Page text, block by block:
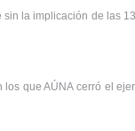
la implicación de las
los que AÚNA cerró el